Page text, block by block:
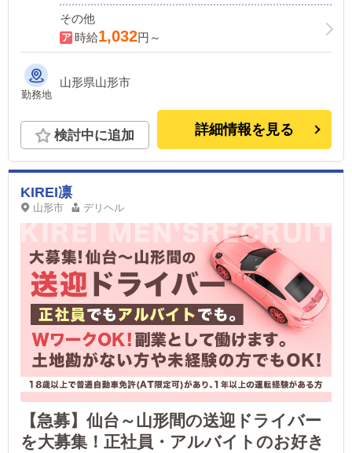
その他
時給1,032円～
勤務地
山形県山形市
検討中に追加 詳細情報を見る
KIREI凛
山形市 デリヘル
【急募】仙台～山形間の送迎ドライバー
を大募集！正社員・アルバイトのお好き